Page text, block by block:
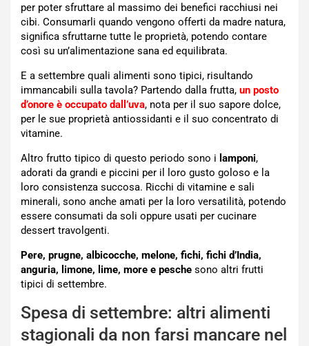
per poter sfruttare al massimo dei benefici racchiusi nei
cibi. Consumarli quando vengono offerti da madre natura,
significa sfruttarne tutte le proprietà, potendo contare
così su un’alimentazione sana ed equilibrata.
E a settembre quali alimenti sono tipici, risultando
immancabili sulla tavola? Partendo dalla frutta, un posto
d’onore è occupato dall’uva, nota per il suo sapore dolce,
per le sue proprietà antiossidanti e il suo concentrato di
vitamine.
Altro frutto tipico di questo periodo sono i lamponi,
adorati da grandi e piccini per il loro gusto goloso e la
loro consistenza succosa. Ricchi di vitamine e sali
minerali, sono anche amati per la loro versatilità, potendo
essere consumati da soli oppure usati per cucinare
dessert travolgenti.
Pere, prugne, albicocche, melone, fichi, fichi d’India,
anguria, limone, lime, more e pesche sono altri frutti
tipici di settembre.
Spesa di settembre: altri alimenti
stagionali da non farsi mancare nel